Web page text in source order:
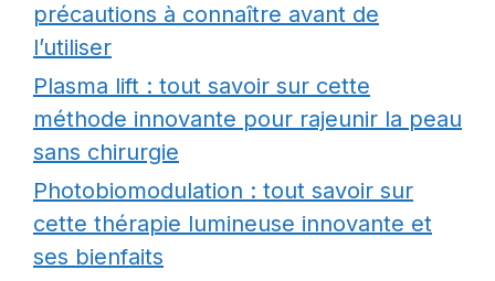
précautions à connaître avant de
l’utiliser
Plasma lift : tout savoir sur cette
méthode innovante pour rajeunir la peau
sans chirurgie
Photobiomodulation : tout savoir sur
cette thérapie lumineuse innovante et
ses bienfaits